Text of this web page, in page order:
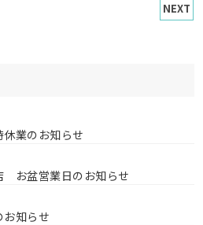
NEXT
業のお知らせ
お盆営業日のお知らせ
知らせ